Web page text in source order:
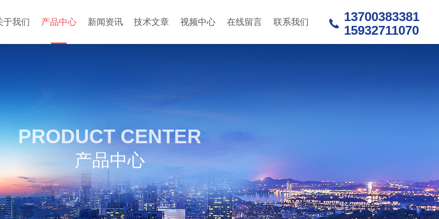
于我们 产品中心 新闻资讯 技术文章 视频中心 在线留言 联系我们
13700383381
15932711070
PRODUCT CENTER
产品中心